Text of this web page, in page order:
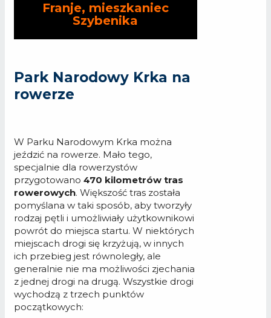
Franje, mieszkaniec
Szybenika
Park Narodowy Krka na
rowerze
W Parku Narodowym Krka można
jeździć na rowerze. Mało tego,
specjalnie dla rowerzystów
przygotowano 470 kilometrów tras
rowerowych. Większość tras została
pomyślana w taki sposób, aby tworzyły
rodzaj pętli i umożliwiały użytkownikowi
powrót do miejsca startu. W niektórych
miejscach drogi się krzyżują, w innych
ich przebieg jest równoległy, ale
generalnie nie ma możliwości zjechania
z jednej drogi na drugą. Wszystkie drogi
wychodzą z trzech punktów
początkowych: